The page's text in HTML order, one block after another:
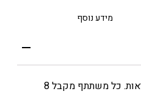
מידע נוסף
מרכיבים את העץ לפי ההוראות. כל משתתף מקבל 8